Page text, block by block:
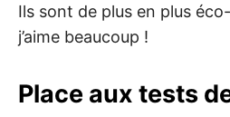
Ils sont de plus en plus
j’aime beaucoup !
Place aux tests